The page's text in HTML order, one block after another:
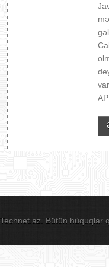
Technet.az. Bütün hüquqlar